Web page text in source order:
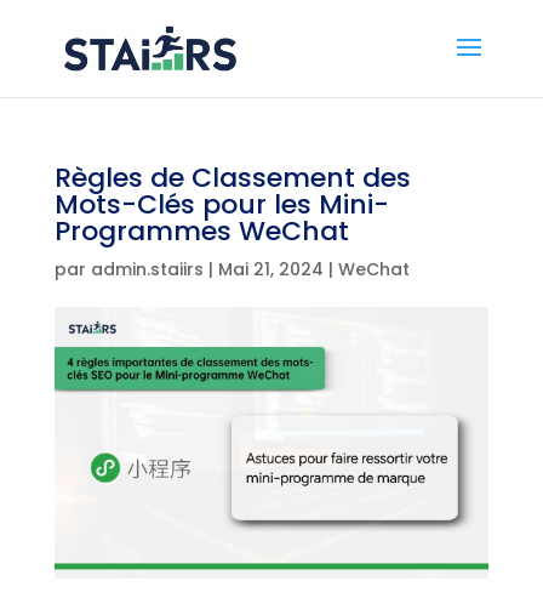
Règles de Classement des
Mots-Clés pour les Mini-
Programmes WeChat
par admin.staiirs | Mai 21, 2024 | WeChat